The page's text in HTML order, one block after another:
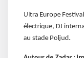
Ultra Europe
électrique, DJ
au stade Poljud.